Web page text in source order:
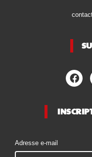
Adresse e-mail